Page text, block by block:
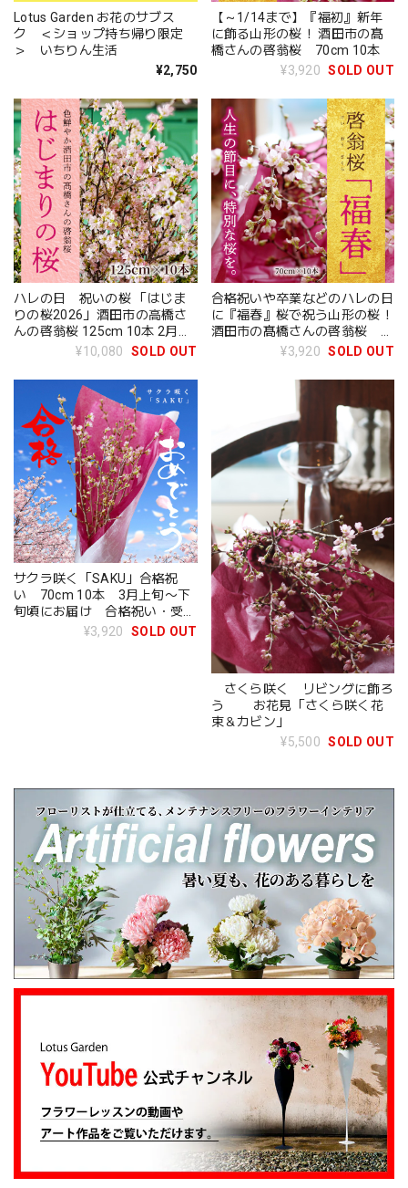
Lotus Garden お花のサブス
ク ＜ショップ持ち帰り限定
＞ いちりん生活
¥2,750
【～1/14まで】『福初』新年
に飾る山形の桜！ 酒田市の髙
橋さんの啓翁桜 70cm 10本
¥3,920 SOLD OUT
ハレの日 祝いの桜 「はじま
りの桜2026」酒田市の高橋さ
んの啓翁桜 125cm 10本 2月中
旬～3月下旬頃にお届け
¥10,080 SOLD OUT
合格祝いや卒業などのハレの日
に『福春』桜で祝う山形の桜！
酒田市の髙橋さんの啓翁桜
70cm 10本 2月中旬～3月下
¥3,920 SOLD OUT
サクラ咲く「SAKU」合格祝
い 70cm 10本 3月上旬〜下
旬頃にお届け 合格祝い・受験
合格・桜ギフト
¥3,920 SOLD OUT
さくら咲く リビングに飾ろ
う お花見「さくら咲く花
束＆カビン」
¥5,500 SOLD OUT